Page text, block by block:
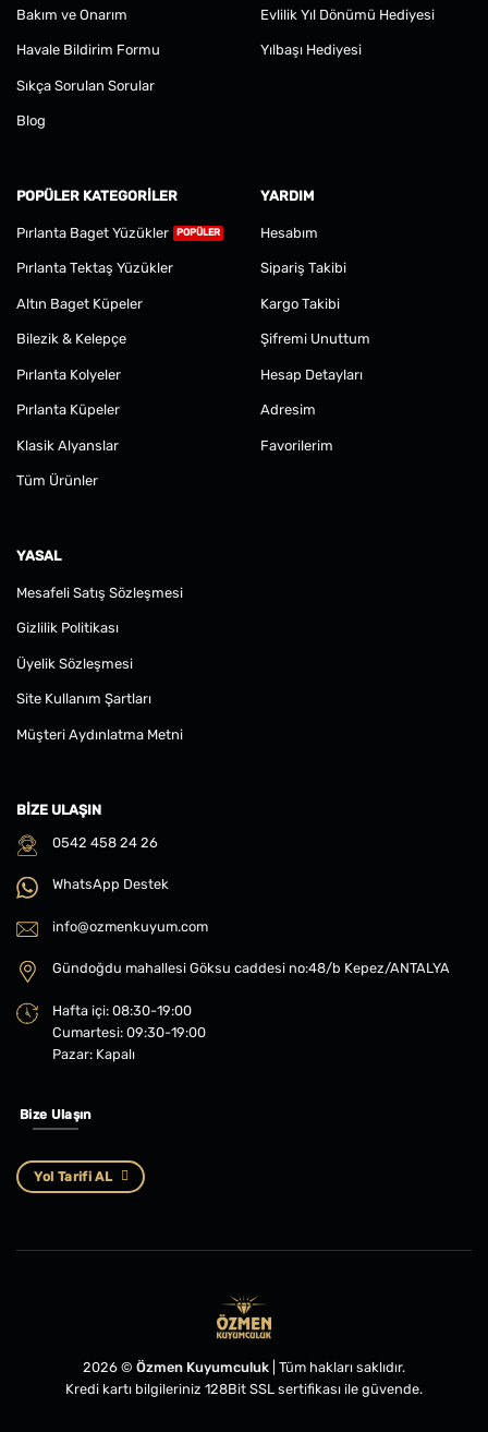
Bakım ve Onarım
Havale Bildirim Formu
Sıkça Sorulan Sorular
Blog
Evlilik Yıl Dönümü Hediyesi
Yılbaşı Hediyesi
POPÜLER KATEGORILER
Pırlanta Baget Yüzükler
Pırlanta Tektaş Yüzükler
Altın Baget Küpeler
Bilezik & Kelepçe
Pırlanta Kolyeler
Pırlanta Küpeler
Klasik Alyanslar
Tüm Ürünler
YARDIM
Hesabım
Sipariş Takibi
Kargo Takibi
Şifremi Unuttum
Hesap Detayları
Adresim
Favorilerim
YASAL
Mesafeli Satış Sözleşmesi
Gizlilik Politikası
Üyelik Sözleşmesi
Site Kullanım Şartları
Müşteri Aydınlatma Metni
BIZE ULAŞIN
0542 458 24 26
WhatsApp Destek
info@ozmenkuyum.com
Gündoğdu mahallesi Göksu caddesi no:48/b Kepez/ANTALYA
Hafta içi: 08:30-19:00
Cumartesi: 09:30-19:00
Pazar: Kapalı
Bize Ulaşın
Yol Tarifi AL
2026 © Özmen Kuyumculuk | Tüm hakları saklıdır.
Kredi kartı bilgileriniz 128Bit SSL sertifikası ile güvende.